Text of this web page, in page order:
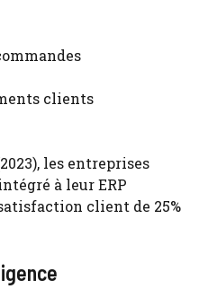
clients
les entreprises
à leur ERP
client de 25%